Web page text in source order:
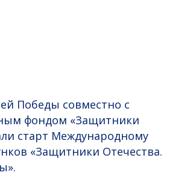
Победы совместно с
фондом «Защитники
старт Международному
«Защитники Отечества.